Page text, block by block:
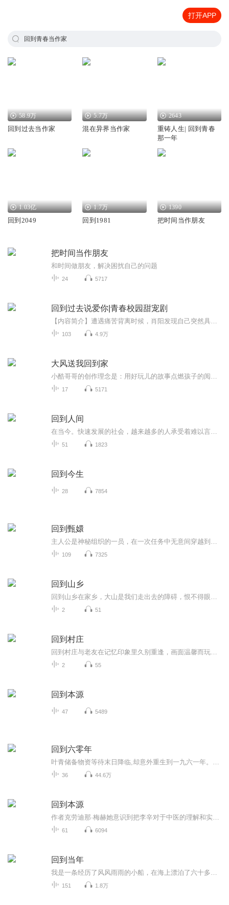
打开APP
回到青春当作家
58.9万
回到过去当作家
5.7万
混在异界当作家
2643
重铸人生| 回到青春
那一年
1.03亿
回到2049
1.7万
回到1981
1390
把时间当作朋友
把时间当作朋友
和时间做朋友，解决困扰自己的问题
24 5717
回到过去说爱你|青春校园甜宠剧
103 4.9万
大风送我回到家
17 5171
回到人间
51 1823
回到今生
28 7854
回到甄嬛
109 7325
回到山乡
2 51
回到村庄
2 55
回到本源
47 5489
回到六零年
36 44.6万
回到本源
61 6094
回到当年
151 1.8万